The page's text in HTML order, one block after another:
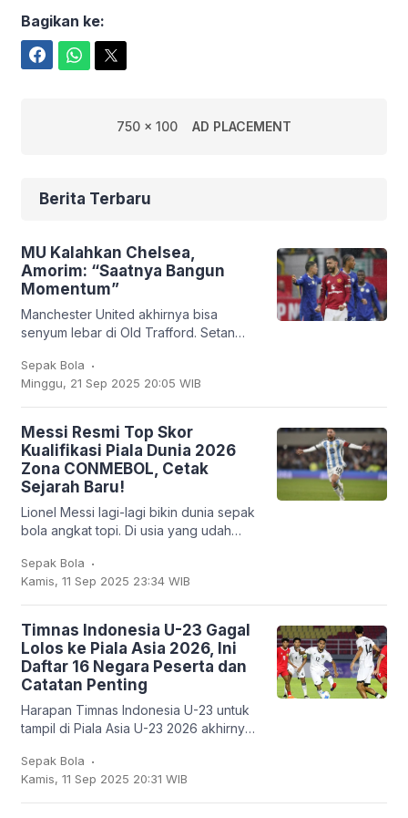
Bagikan ke:
750 x 100 AD PLACEMENT
Berita Terbaru
MU Kalahkan Chelsea,
Amorim: “Saatnya Bangun
Momentum”
Manchester United akhirnya bisa
senyum lebar di Old Trafford. Setan
2-1 dalam lanjutan Liga Inggris, Sabtu
(20/9/2025). Bruno
Sepak Bola .
Minggu, 21 Sep 2025 20:05 WIB
Messi Resmi Top Skor
Kualifikasi Piala Dunia 2026
Zona CONMEBOL, Cetak
Sejarah Baru!
Lionel Messi lagi-lagi bikin dunia sepak
bola angkat topi. Di usia yang udah
mencatatkan sejarah baru: untuk
pertama
Sepak Bola .
Kamis, 11 Sep 2025 23:34 WIB
Timnas Indonesia U-23 Gagal
Lolos ke Piala Asia 2026, Ini
Daftar 16 Negara Peserta dan
Catatan Penting
Harapan Timnas Indonesia U-23 untuk
tampil di Piala Asia U-23 2026 akhirnya
mampu finis sebagai runner-up Grup J
dengan empat
Sepak Bola .
Kamis, 11 Sep 2025 20:31 WIB